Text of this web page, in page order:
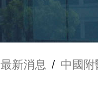
最新消息 / 中國